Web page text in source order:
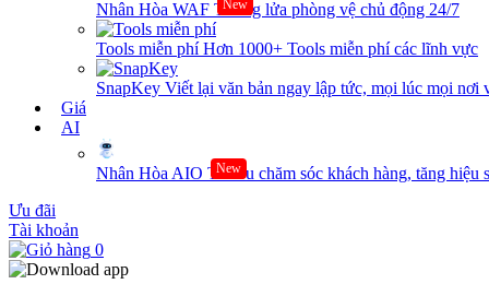
Nhân Hòa WAF New
Tường lửa phòng vệ chủ động 24/7
Tools miễn phíHơn 1000+ Tools miễn phí các lĩnh vực
SnapKey Viết lại văn bản ngay lập tức, mọi lúc mọi nơi
Giá
AI
Nhân Hòa AIO New
Tối ưu chăm sóc khách hàng, tăng hiệu
Ưu đãi
Tài khoản
0